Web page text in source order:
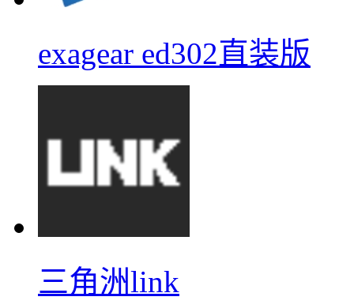
exagear ed302直装版
三角洲link